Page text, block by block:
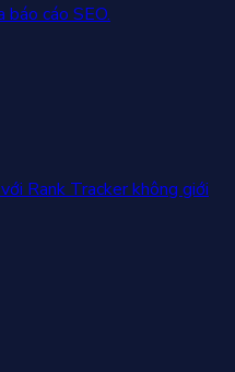
cáo SEO.
Rank Tracker không giới